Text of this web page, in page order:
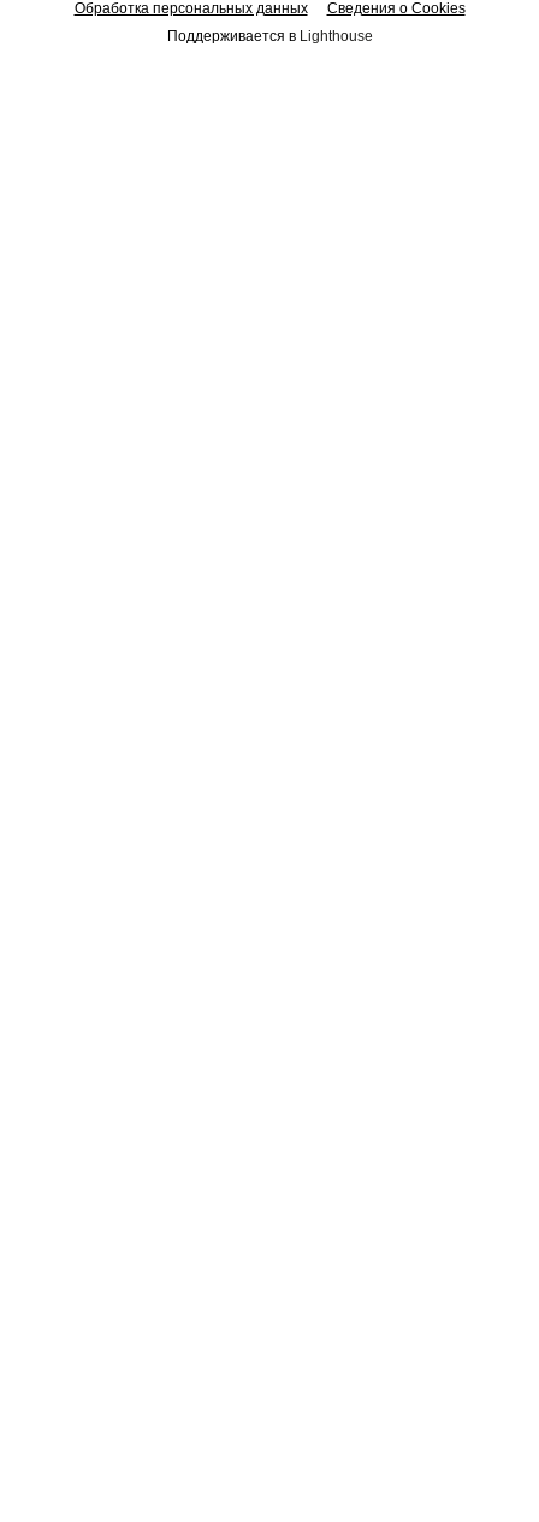
Обработка персональных данных
Сведения о Cookies
Поддерживается в Lighthouse